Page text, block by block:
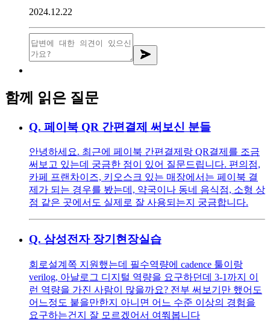
2024.12.22
함께 읽은 질문
Q. 페이북 QR 간편결제 써보신 분들
안녕하세요. 최근에 페이북 간편결제랑 QR결제를 조금
써보고 있는데 궁금한 점이 있어 질문드립니다. 편의점,
카페 프랜차이즈, 키오스크 있는 매장에서는 페이북 결
제가 되는 경우를 봤는데, 약국이나 동네 음식점, 소형 상
점 같은 곳에서도 실제로 잘 사용되는지 궁금합니다.
Q. 삼성전자 장기현장실습
회로설계쪽 지원했는데 필수역량에 cadence 툴이랑
verilog, 아날로그 디지털 역량을 요구하던데 3-1까지 이
런 역량을 가진 사람이 많을까요? 전부 써보기만 했어도
어느정도 붙을만한지 아니면 어느 수준 이상의 경험을
요구하는건지 잘 모르겠어서 여쭤봅니다